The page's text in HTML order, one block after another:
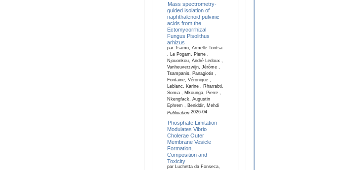
Mass spectrometry-
guided isolation of
naphthalenoid pulvinic
acids from the
Ectomycorrhizal
Fungus Pisolithus
arhizus
par Tsamo, Armelle Tontsa
, Le Pogam, Pierre ,
Njouonkou, André Ledoux ,
Vanheuverzwijn, Jérôme ,
Tsampanis, Panagiotis ,
Fontaine, Véronique ,
Leblanc, Karine , Rharrabti,
Somia , Mkounga, Pierre ,
Nkengfack, Augustin
Ephrem , Beniddir, Mehdi
Publication2026-04
Phosphate Limitation
Modulates Vibrio
Cholerae Outer
Membrane Vesicle
Formation,
Composition and
Toxicity
par Luchetta da Fonseca,